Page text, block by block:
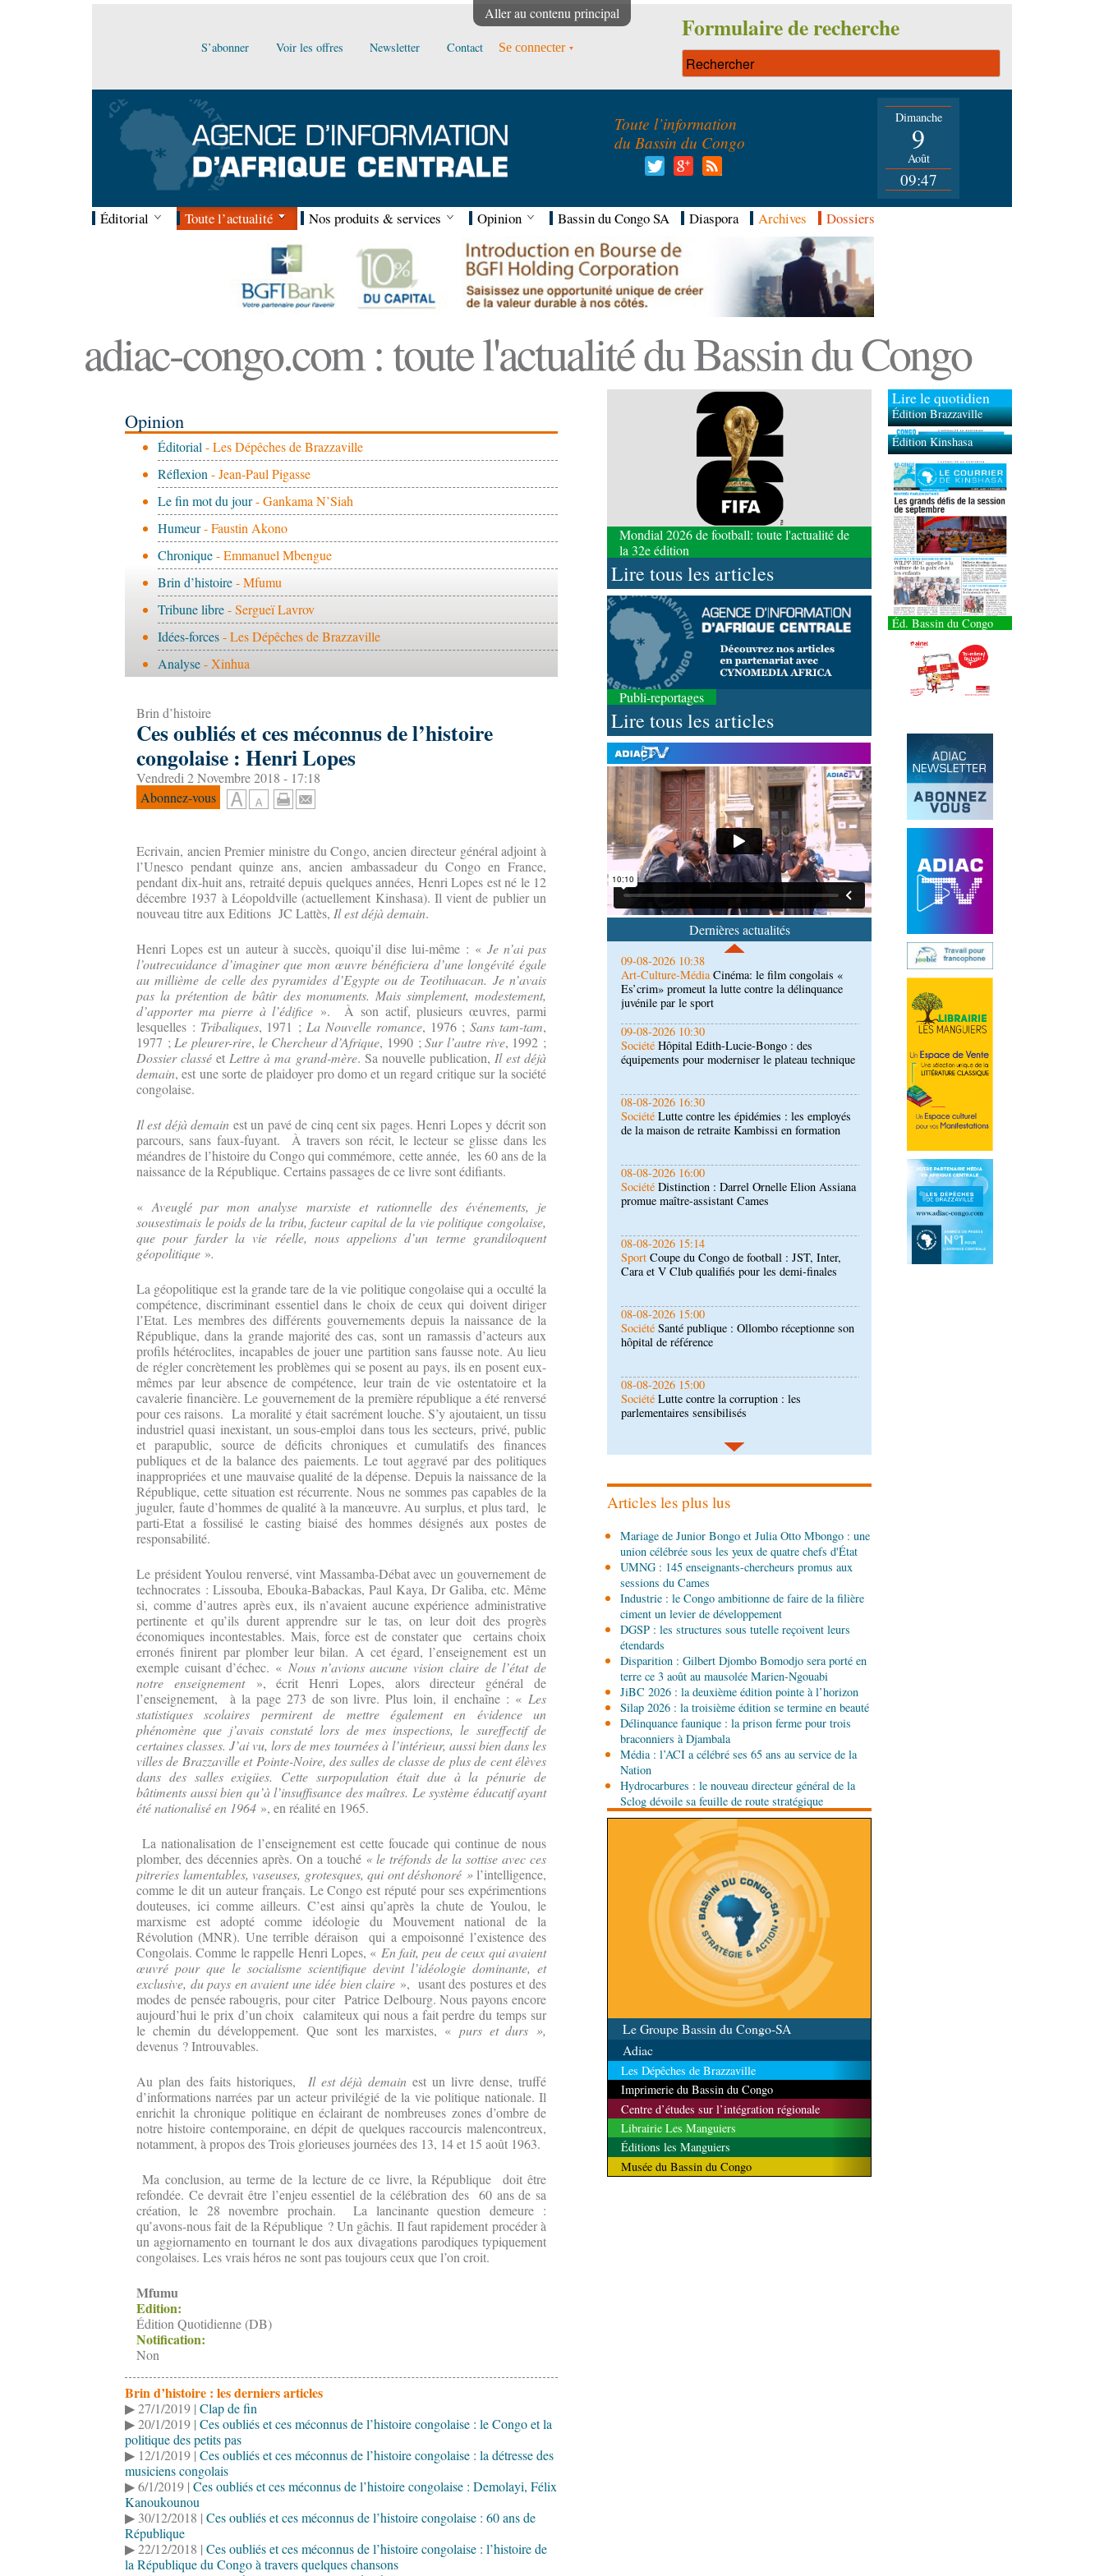
Aller au contenu principal
S’abonner Voir les offres Newsletter Contact Se connecter
Formulaire de recherche
Toute l’information
du Bassin du Congo
Dimanche
9
Août
09:47
Éditorial Toute l’actualité Nos produits & services Opinion Bassin du Congo SA Diaspora Archives Dossiers
adiac-congo.com : toute l'actualité du Bassin du Congo
Opinion
Éditorial - Les Dépêches de Brazzaville
Réflexion - Jean-Paul Pigasse
Le fin mot du jour- Gankama N’Siah
Humeur- Faustin Akono
Chronique- Emmanuel Mbengue
Brin d’histoire- Mfumu
Tribune libre- Sergueï Lavrov
Idées-forces- Les Dépêches de Brazzaville
Analyse- Xinhua
Brin d’histoire
Ces oubliés et ces méconnus de l’histoire
congolaise : Henri Lopes
Vendredi 2 Novembre 2018 - 17:18
Abonnez-vous
Ecrivain, ancien Premier ministre du Congo, ancien directeur général adjoint à
l’Unesco pendant quinze ans, ancien ambassadeur du Congo en France,
pendant dix-huit ans, retraité depuis quelques années, Henri Lopes est né le 12
décembre 1937 à Léopoldville (actuellement Kinshasa). Il vient de publier un
nouveau titre aux Editions JC Lattès, Il est déjà demain.
Henri Lopes est un auteur à succès, quoiqu’il dise lui-même : « Je n’ai pas
l’outrecuidance d’imaginer que mon œuvre bénéficiera d’une longévité égale
au millième de celle des pyramides d’Egypte ou de Teotihuacan. Je n’avais
pas la prétention de bâtir des monuments. Mais simplement, modestement,
d’apporter ma pierre à l’édifice ». À son actif, plusieurs œuvres, parmi
lesquelles : Tribaliques, 1971 ; La Nouvelle romance, 1976 ;Sans tam-tam,
1977 ; Le pleurer-rire, le Chercheur d’Afrique, 1990 ;Sur l’autre rive, 1992 ;
Dossier classé et Lettre à ma grand-mère. Sa nouvelle publication, Il est déjà
demain, est une sorte de plaidoyer pro domo et un regard critique sur la société
congolaise.
Il est déjà demain est un pavé de cinq cent six pages. Henri Lopes y décrit son
parcours, sans faux-fuyant. À travers son récit, le lecteur se glisse dans les
méandres de l’histoire du Congo qui commémore, cette année, les 60 ans de la
naissance de la République. Certains passages de ce livre sont édifiants.
«Aveuglé par mon analyse marxiste et rationnelle des événements, je
sousestimais le poids de la tribu, facteur capital de la vie politique congolaise,
que pour farder la vie réelle, nous appelions d’un terme grandiloquent
géopolitique ».
La géopolitique est la grande tare de la vie politique congolaise qui a occulté la
compétence, discriminant essentiel dans le choix de ceux qui doivent diriger
l’Etat. Les membres des différents gouvernements depuis la naissance de la
République, dans la grande majorité des cas, sont un ramassis d’acteurs aux
profils hétéroclites, incapables de jouer une partition sans fausse note. Au lieu
de régler concrètement les problèmes qui se posent au pays, ils en posent eux-
mêmes par leur absence de compétence, leur train de vie ostentatoire et la
cavalerie financière. Le gouvernement de la première république a été renversé
pour ces raisons. La moralité y était sacrément louche. S’y ajoutaient, un tissu
industriel quasi inexistant, un sous-emploi dans tous les secteurs, privé, public
et parapublic, source de déficits chroniques et cumulatifs des finances
publiques et de la balance des paiements. Le tout aggravé par des politiques
inappropriées et une mauvaise qualité de la dépense. Depuis la naissance de la
République, cette situation est récurrente. Nous ne sommes pas capables de la
juguler, faute d’hommes de qualité à la manœuvre. Au surplus, et plus tard, le
parti-Etat a fossilisé le casting biaisé des hommes désignés aux postes de
responsabilité.
Le président Youlou renversé, vint Massamba-Débat avec un gouvernement de
technocrates : Lissouba, Ebouka-Babackas, Paul Kaya, Dr Galiba, etc. Même
si, comme d’autres après eux, ils n’avaient aucune expérience administrative
pertinente et qu’ils durent apprendre sur le tas, on leur doit des progrès
économiques incontestables. Mais, force est de constater que certains choix
erronés finirent par plomber leur bilan. A cet égard, l’enseignement est un
exemple cuisant d’échec. « Nous n’avions aucune vision claire de l’état de
notre enseignement », écrit Henri Lopes, alors directeur général de
l’enseignement, à la page 273 de son livre. Plus loin, il enchaîne : « Les
statistiques scolaires permirent de mettre également en évidence un
phénomène que j’avais constaté lors de mes inspections, le sureffectif de
certaines classes. J’ai vu, lors de mes tournées à l’intérieur, aussi bien dans les
villes de Brazzaville et Pointe-Noire, des salles de classe de plus de cent élèves
dans des salles exigües. Cette surpopulation était due à la pénurie de
bâtiments aussi bien qu’à l’insuffisance des maîtres. Le système éducatif ayant
été nationalisé en 1964 », en réalité en 1965.
La nationalisation de l’enseignement est cette foucade qui continue de nous
plomber, des décennies après. On a touché « le tréfonds de la sottise avec ces
pitreries lamentables, vaseuses, grotesques, qui ont déshonoré »l’intelligence,
comme le dit un auteur français. Le Congo est réputé pour ses expérimentions
douteuses, ici comme ailleurs. C’est ainsi qu’après la chute de Youlou, le
marxisme est adopté comme idéologie du Mouvement national de la
Révolution (MNR). Une terrible déraison qui a empoisonné l’existence des
Congolais. Comme le rappelle Henri Lopes, « En fait, peu de ceux qui avaient
œuvré pour que le socialisme scientifique devint l’idéologie dominante, et
exclusive, du pays en avaient une idée bien claire », usant des postures et des
modes de pensée rabougris, pour citer Patrice Delbourg. Nous payons encore
aujourd’hui le prix d’un choix calamiteux qui nous a fait perdre du temps sur
le chemin du développement. Que sont les marxistes, « purs et durs »,
devenus ? Introuvables.
Au plan des faits historiques, Il est déjà demain est un livre dense, truffé
d’informations narrées par un acteur privilégié de la vie politique nationale. Il
enrichit la chronique politique en éclairant de nombreuses zones d’ombre de
notre histoire contemporaine, en dépit de quelques raccourcis malencontreux,
notamment, à propos des Trois glorieuses journées des 13, 14 et 15 août 1963.
Ma conclusion, au terme de la lecture de ce livre, la République doit être
refondée. Ce devrait être l’enjeu essentiel de la célébration des 60 ans de sa
création, le 28 novembre prochain. La lancinante question demeure :
qu’avons-nous fait de la République ? Un gâchis. Il faut rapidement procéder à
un aggiornamento en tournant le dos aux divagations parodiques typiquement
congolaises. Les vrais héros ne sont pas toujours ceux que l’on croit.
Mfumu
Edition:
Édition Quotidienne (DB)
Notification:
Non
Brin d’histoire : les derniers articles
▶ 27/1/2019 | Clap de fin
▶ 20/1/2019 | Ces oubliés et ces méconnus de l’histoire congolaise : le Congo et la
politique des petits pas
▶ 12/1/2019 | Ces oubliés et ces méconnus de l’histoire congolaise : la détresse des
musiciens congolais
▶ 6/1/2019 | Ces oubliés et ces méconnus de l’histoire congolaise : Demolayi, Félix
Kanoukounou
▶ 30/12/2018 | Ces oubliés et ces méconnus de l’histoire congolaise : 60 ans de
République
▶ 22/12/2018 | Ces oubliés et ces méconnus de l’histoire congolaise : l’histoire de
la République du Congo à travers quelques chansons
Mondial 2026 de football: toute l'actualité de
la 32e édition
Lire tous les articles
Publi-reportages
Lire tous les articles
Dernières actualités
09-08-2026 10:53
Afrique-MondeAutonomisation des femmes : une
soirée de gala organisée en Angola en faveur de
l’Opdad
09-08-2026 10:38
Es’crim» promeut la lutte contre la délinquance
juvénile par le sport
09-08-2026 10:30
SociétéHôpital Edith-Lucie-Bongo : des
équipements pour moderniser le plateau technique
08-08-2026 16:30
Société Lutte contre les épidémies : les employés
de la maison de retraite Kambissi en formation
08-08-2026 16:00
Société Distinction : Darrel Ornelle Elion Assiana
promue maître-assistant Cames
08-08-2026 15:14
SportCoupe du Congo de football : JST, Inter,
Cara et V Club qualifiés pour les demi-finales
08-08-2026 15:00
SociétéSanté publique : Ollombo réceptionne son
hôpital de référence
08-08-2026 15:00
Société Lutte contre la corruption : les
parlementaires sensibilisés
08-08-2026 14:30
Art-Culture-MédiaConcours de musique "Talents
+" : la liste des participants publiée
08-08-2026 01:25
l'utilisation d'un logiciel d'évaluation des
émissions
Afrique-MondeCongo-Mali : les deux pays
envisagent le renforcement de leur coopération
agricole
08-08-2026 01:13
ÉconomieMarché boursier : la Banque postale du
Congo officialise son entrée à la BVMAC
08-08-2026 01:00
Société Accélération du développement: la
République du Congo mise sur sa diaspora
08-08-2026 00:45
PolitiqueDébat d’orientation budgétaire: le
gouvernement présente sa politique économique et
sociale 2027-2029 au Parlement
08-08-2026 00:30
SociétéAssainissement et développement local :
les Nations unies réitèrent leur soutien au Congo
Articles les plus lus
Mariage de Junior Bongo et Julia Otto Mbongo : une
union célébrée sous les yeux de quatre chefs d'État
UMNG : 145 enseignants-chercheurs promus aux
sessions du Cames
Industrie : le Congo ambitionne de faire de la filière
ciment un levier de développement
DGSP : les structures sous tutelle reçoivent leurs
étendards
Disparition : Gilbert Djombo Bomodjo sera porté en
terre ce 3 août au mausolée Marien-Ngouabi
JiBC 2026 : la deuxième édition pointe à l’horizon
Silap 2026 : la troisième édition se termine en beauté
Délinquance faunique : la prison ferme pour trois
braconniers à Djambala
Média : l’ACI a célébré ses 65 ans au service de la
Nation
Hydrocarbures : le nouveau directeur général de la
Sclog dévoile sa feuille de route stratégique
Le Groupe Bassin du Congo-SA
Adiac
Les Dépêches de Brazzaville
Imprimerie du Bassin du Congo
Centre d’études sur l’intégration régionale
Librairie Les Manguiers
Éditions les Manguiers
Musée du Bassin du Congo
Lire le quotidien
Édition Brazzaville
Édition Kinshasa
Éd. Bassin du Congo